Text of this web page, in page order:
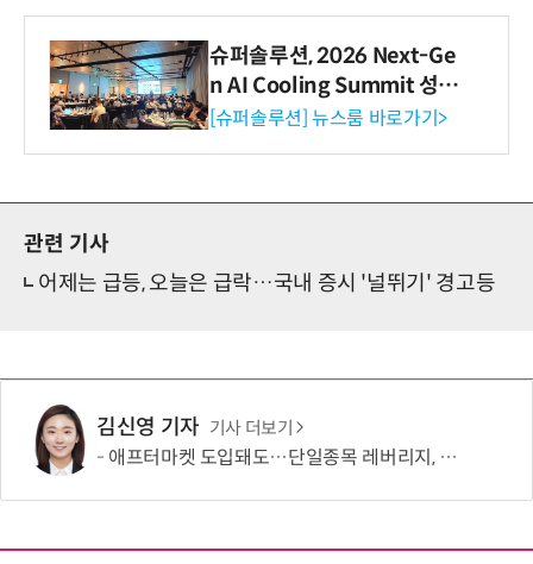
슈퍼솔루션, 2026 Next-Ge
n AI Cooling Summit 성황
리 성료
[슈퍼솔루션] 뉴스룸 바로가기>
관련 기사
어제는 급등, 오늘은 급락…국내 증시 '널뛰기' 경고등
김신영 기자 기사 더보기
애프터마켓 도입돼도…단일종목 레버리지, 거래 가능성 희박